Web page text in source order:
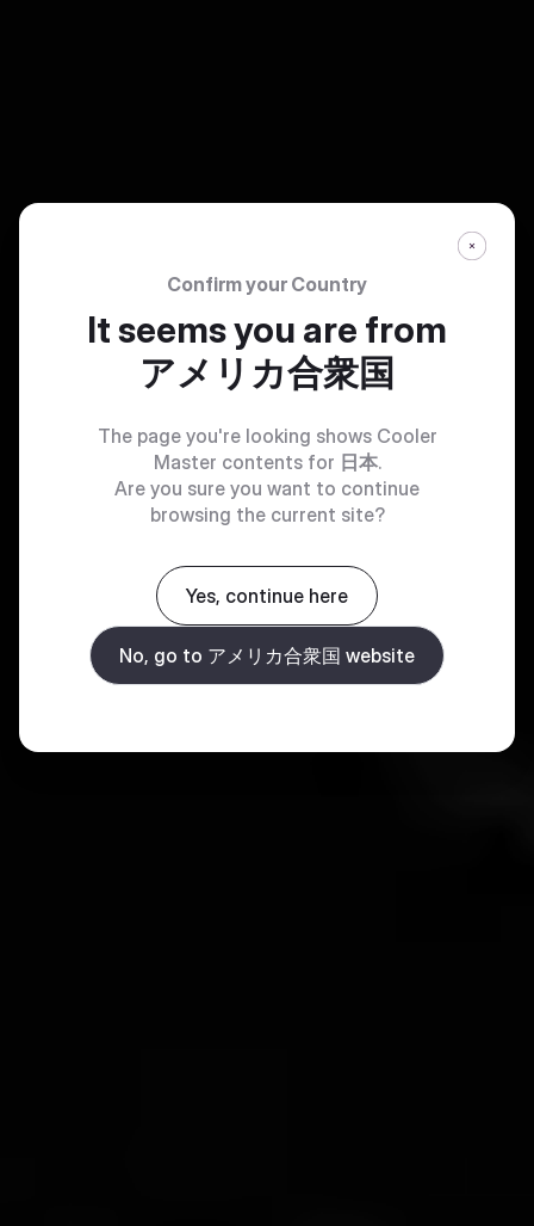
Confirm your Country
It seems you are from
アメリカ合衆国
The page you're looking shows Cooler
Master contents for 日本.
Are you sure you want to continue
browsing the current site?
Yes, continue here
No, go to アメリカ合衆国 website